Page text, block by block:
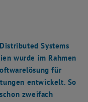
Systems
wurde im Rahmen
für
entwickelt. So
zweifach